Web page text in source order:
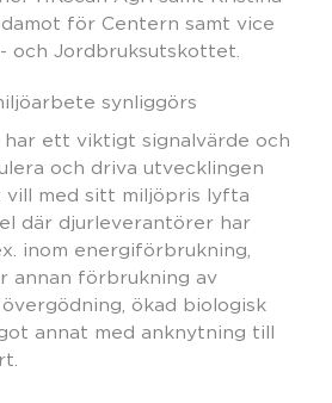
för Centern samt vice
och Jordbruksutskottet.
synliggörs
har ett viktigt signalvärde och
och driva utvecklingen
vill med sitt miljöpris lyfta
där djurleverantörer har
inom energiförbrukning,
annan förbrukning av
ökad biologisk
annat med anknytning till